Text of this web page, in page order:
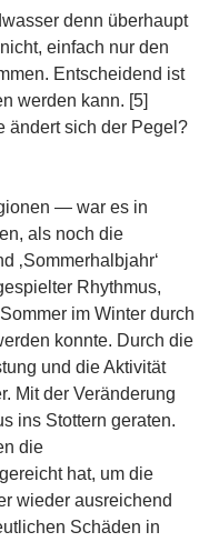
denn überhaupt
einfach nur den
Entscheidend ist
werden kann. [5]
ändert sich der Pegel?
— war es in
als noch die
‚Sommerhalbjahr‘
Rhythmus,
im Winter durch
konnte. Durch die
und die Aktivität
Mit der Veränderung
ins Stottern geraten.
die
hat, um die
wieder ausreichend
Schäden in